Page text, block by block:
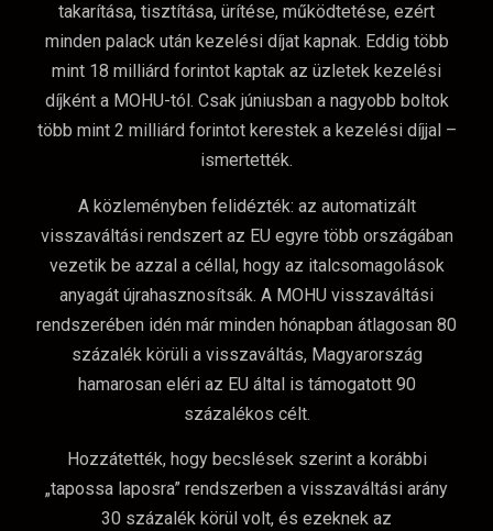
takarítása, tisztítása, ürítése, működtetése, ezért
minden palack után kezelési díjat kapnak. Eddig több
mint 18 milliárd forintot kaptak az üzletek kezelési
díjként a MOHU-tól. Csak júniusban a nagyobb boltok
több mint 2 milliárd forintot kerestek a kezelési díjjal –
ismertették.
A közleményben felidézték: az automatizált
visszaváltási rendszert az EU egyre több országában
vezetik be azzal a céllal, hogy az italcsomagolások
anyagát újrahasznosítsák. A MOHU visszaváltási
rendszerében idén már minden hónapban átlagosan 80
százalék körüli a visszaváltás, Magyarország
hamarosan eléri az EU által is támogatott 90
százalékos célt.
Hozzátették, hogy becslések szerint a korábbi
„tapossa laposra” rendszerben a visszaváltási arány
30 százalék körül volt, és ezeknek az